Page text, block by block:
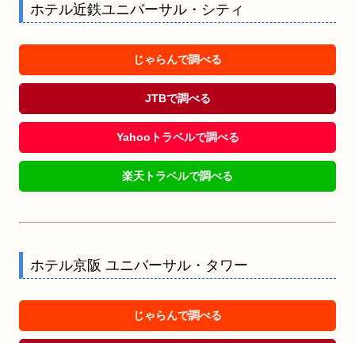
ホテル近鉄ユニバーサル・シティ
じゃらんで調べる
JTBで調べる
Yahooトラベルで調べる
楽天トラベルで調べる
ホテル京阪 ユニバーサル・タワー
じゃらんで調べる